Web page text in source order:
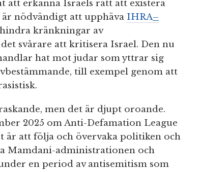
att erkänna Israels rätt att existera
nödvändigt att upphäva IHRA–
kränkningar av
svårare att kritisera Israel. Den nu
hat mot judar som yttrar sig
till exempel genom att
men det är djupt oroande.
2025 om Anti-Defamation League
är att följa och övervaka politiken och
Mamdani-administrationen och
en period av antisemitism som